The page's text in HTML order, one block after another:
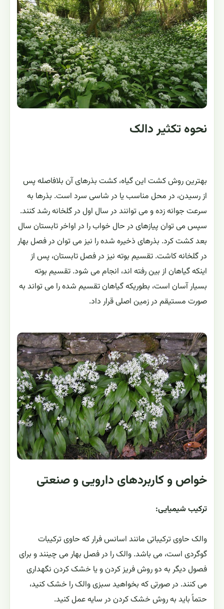
نحوه تکثیر دالک
بهترین روش کشت این گیاه، کشت بذرهای آن بلافاصله پس
از رسیدن، در محل مناسب یا در شاسی سرد است. بذرها به
سرعت جوانه زده و می توانند در سال اول در گلخانه رشد کنند.
سپس می توان پیازهای در حال خواب را در اواخر تابستان سال
بعد کشت کرد. بذرهای ذخیره شده را نیز می توان در فصل بهار
در گلخانه کاشت. تقسیم بوته نیز در فصل تابستان، پس از
اینکه گیاهان از بین رفته اند، انجام می شود. تقسیم بوته
بسیار آسان است، بطوریکه گیاهان تقسیم شده را می تواند به
صورت مستیقم در زمین اصلی قرار داد.
خواص و کاربردهای دارویی و صنعتی
ترکیب شیمیایی:
والک حاوی ترکیباتی مانند اسانس فرار که حاوی ترکیبات
گوگردی است، می باشد. والک را در فصل بهار می‌ چینند و برای
فصول دیگر به دو روش فریز کردن و یا خشک کردن نگهداری
می‌ کنند. در صورتی که بخواهید سبزی والک را خشک کنید،
حتماً باید به روش خشک کردن در سایه عمل کنید.